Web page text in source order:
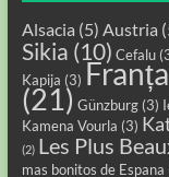
Alsacia (5) Austria
Sikia (10) Cefalu
Kapija (3) Franța
(21) Günzburg(3)
Kamena Vourla (3)
(2) Les Plus
mas bonitos de Espana